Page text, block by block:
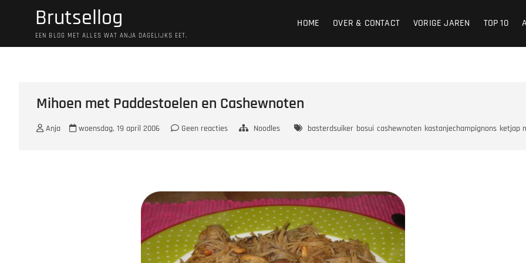
Brutsellog
EEN BLOG MET ALLES WAT ANJA DAGELIJKS EET.
HOME OVER & CONTACT VORIGE JAREN TOP 10
Mihoen met Paddestoelen en Cashewnoten
Anja woensdag, 19 april 2006 Geen reacties Noodles basterdsuiker bosui cashewnoten kastanjechampignons ketjap